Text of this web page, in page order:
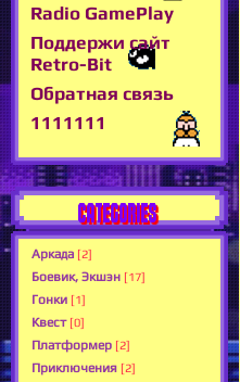
Radio GamePlay
Поддержи сайт
Retro-Bit
Обратная связь
1111111
CATEGORIES
Аркада [2]
Боевик, Экшэн [17]
Гонки [1]
Квест [0]
Платформер [2]
Приключения [2]